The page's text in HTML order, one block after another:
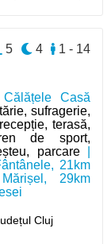
Casă
sufragerie,
terasă,
de sport,
parcare|
21km
29km
Cluj
1 - 14
4
5